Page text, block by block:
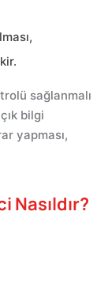
sağlanmalı
bilgi
yapması,
Nasıldır?